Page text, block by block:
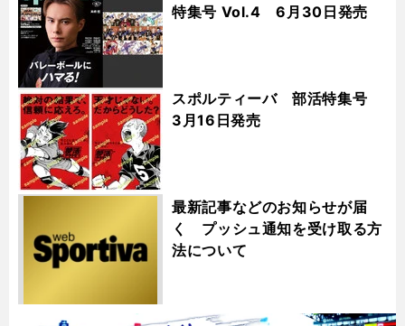
特集号 Vol.4 6月30日発売
スポルティーバ 部活特集号
3月16日発売
最新記事などのお知らせが届
く プッシュ通知を受け取る方
法について